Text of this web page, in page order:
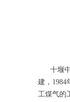
十堰中
建，1984
工煤气的